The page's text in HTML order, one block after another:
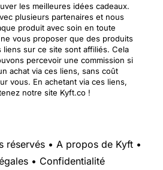
les meilleures idées cadeaux.
plusieurs partenaires et nous
produit avec soin en toute
vous proposer que des produits
liens sur ce site sont affiliés. Cela
percevoir une commission si
achat via ces liens, sans coût
vous. En achetant via ces liens,
notre site Kyft.co !
réservés • A propos de Kyft •
• Confidentialité